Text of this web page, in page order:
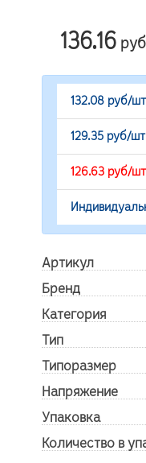
136.16
132.08 руб/шт
129.35 руб/шт
126.63 руб/шт
Артикул
Бренд
Категория
Тип
Типоразмер
Напряжение
Упаковка
Количество в